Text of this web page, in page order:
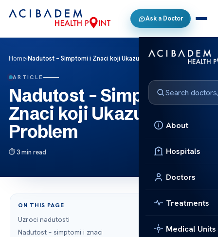
Ask a Doctor
About
Hospitals
Doctors
Treatments
Medical Units
Home›Nadutost – Simptomi i Znaci koji Ukazuju na Problem
ARTICLE
Nadutost – Simptomi i
Znaci koji Ukazuju na
Problem
3 min read
ON THIS PAGE
Uzroci nadutosti
Nadutost – simptomi i znaci